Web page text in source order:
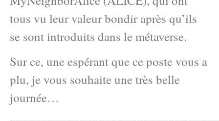
tous vu leur valeur bondir après qu’ils
se sont introduits dans le métaverse.
Sur ce, une espérant que ce poste vous a
plu, je vous souhaite une très belle
journée…